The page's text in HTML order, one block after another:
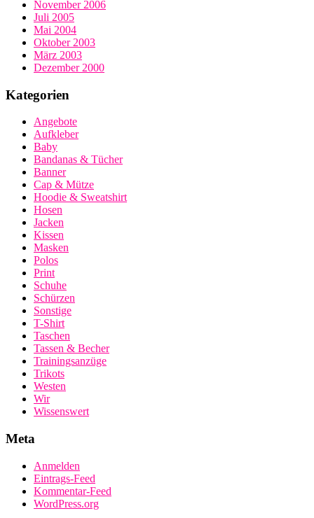
November 2006
Juli 2005
Mai 2004
Oktober 2003
März 2003
Dezember 2000
Kategorien
Angebote
Aufkleber
Baby
Bandanas & Tücher
Banner
Cap & Mütze
Hoodie & Sweatshirt
Hosen
Jacken
Kissen
Masken
Polos
Print
Schuhe
Schürzen
Sonstige
T-Shirt
Taschen
Tassen & Becher
Trainingsanzüge
Trikots
Westen
Wir
Wissenswert
Meta
Anmelden
Eintrags-Feed
Kommentar-Feed
WordPress.org